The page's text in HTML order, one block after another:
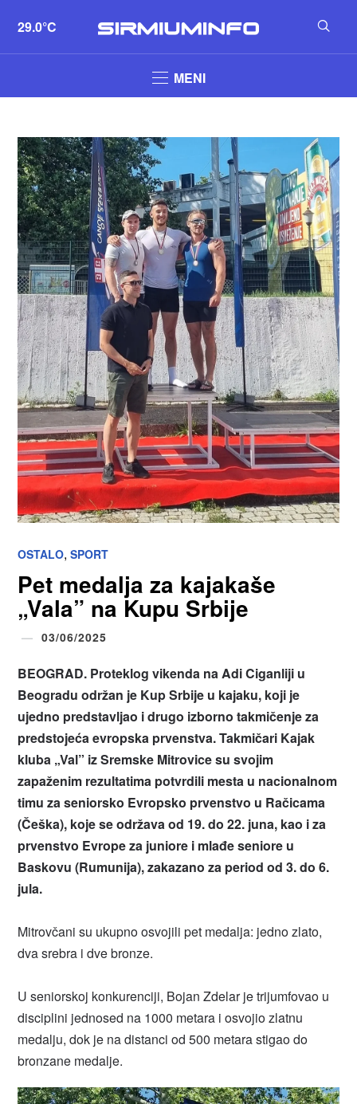
29.0°C
MENI
OSTALO,SPORT
Pet medalja za kajakaše
„Vala” na Kupu Srbije
03/06/2025
BEOGRAD. Proteklog vikenda na Adi Ciganliji u
Beogradu održan je Kup Srbije u kajaku, koji je
ujedno predstavljao i drugo izborno takmičenje za
predstojeća evropska prvenstva. Takmičari Kajak
kluba „Val” iz Sremske Mitrovice su svojim
zapaženim rezultatima potvrdili mesta u nacionalnom
timu za seniorsko Evropsko prvenstvo u Račicama
(Češka), koje se održava od 19. do 22. juna, kao i za
prvenstvo Evrope za juniore i mlađe seniore u
Baskovu (Rumunija), zakazano za period od 3. do 6.
jula.
Mitrovčani su ukupno osvojili pet medalja: jedno zlato,
dva srebra i dve bronze.
U seniorskoj konkurenciji, Bojan Zdelar je trijumfovao u
disciplini jednosed na 1000 metara i osvojio zlatnu
medalju, dok je na distanci od 500 metara stigao do
bronzane medalje.